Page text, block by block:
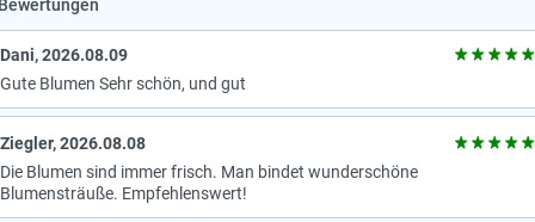
Dani, 2026.08.09
Gute Blumen Sehr schön, und gut
Ziegler, 2026.08.08
Die Blumen sind immer frisch. Man bindet wunderschöne
Blumensträuße. Empfehlenswert!